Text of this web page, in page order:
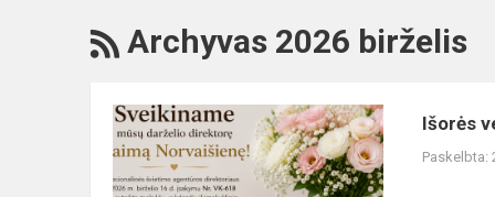
RSS
Archyvas 2026 birželis
Išorės
vertinimas
Išorės
Paskelbta: